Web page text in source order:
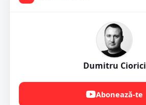
Dumitru Ciorici
Abonează-te